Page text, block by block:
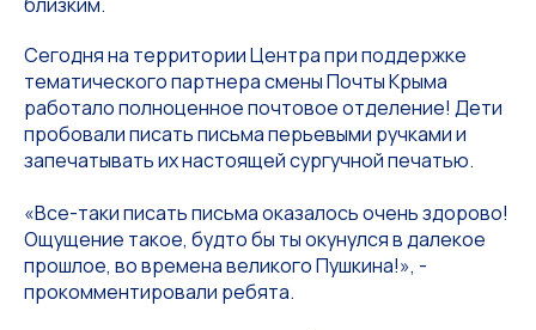
Сегодня на территории Центра при поддержке
тематического партнера смены Почты Крыма
работало полноценное почтовое отделение! Дети
пробовали писать письма перьевыми ручками и
запечатывать их настоящей сургучной печатью.
«Все-таки писать письма оказалось очень здорово!
Ощущение такое, будто бы ты окунулся в далекое
прошлое, во времена великого Пушкина!», -
прокомментировали ребята.